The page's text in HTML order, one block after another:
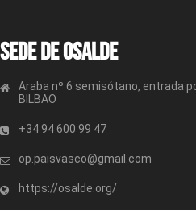
Sede de OSALDE
Araba nº 6 semisótano, entrada
BILBAO
+34 94 600 99 47
op.paisvasco@gmail.com
https://osalde.org/